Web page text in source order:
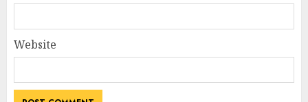
Website